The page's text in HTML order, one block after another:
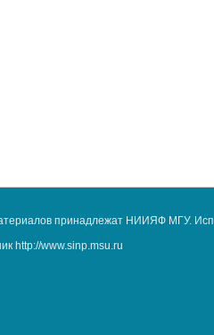
принадлежат НИИЯФ МГУ.
http://www.sinp.msu.ru